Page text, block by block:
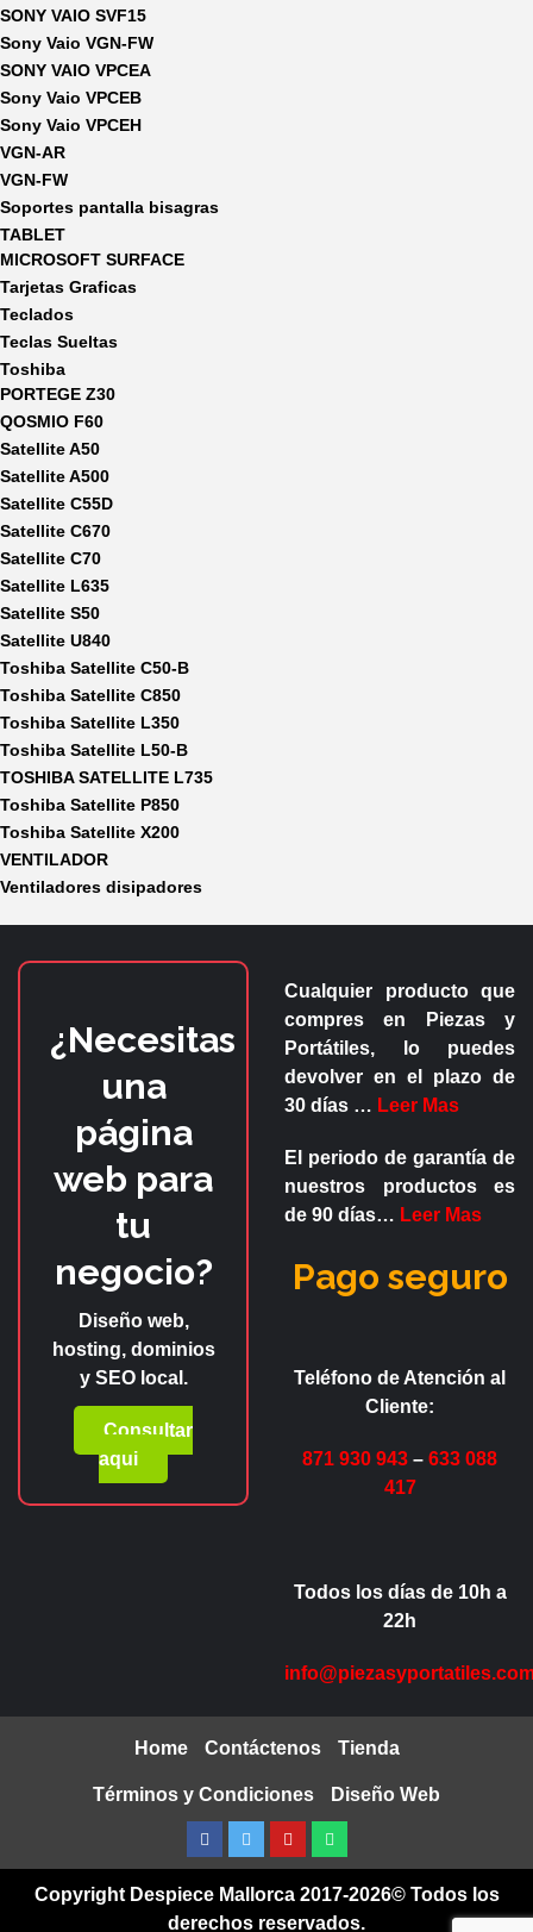
SONY VAIO SVF15
Sony Vaio VGN-FW
SONY VAIO VPCEA
Sony Vaio VPCEB
Sony Vaio VPCEH
VGN-AR
VGN-FW
Soportes pantalla bisagras
TABLET
MICROSOFT SURFACE
Tarjetas Graficas
Teclados
Teclas Sueltas
Toshiba
PORTEGE Z30
QOSMIO F60
Satellite A50
Satellite A500
Satellite C55D
Satellite C670
Satellite C70
Satellite L635
Satellite S50
Satellite U840
Toshiba Satellite C50-B
Toshiba Satellite C850
Toshiba Satellite L350
Toshiba Satellite L50-B
TOSHIBA SATELLITE L735
Toshiba Satellite P850
Toshiba Satellite X200
VENTILADOR
Ventiladores disipadores
¿Necesitas
una
página
web para
tu
negocio?
Diseño web,
hosting, dominios
y SEO local.
Consultar
aqui
Cualquier producto que
compres en
Piezas y
Portátiles, lo puedes
devolver en el plazo de
30 días … Leer Mas
El periodo de garantía de
nuestros productos es
de 90 días… Leer Mas
Pago seguro
Teléfono de Atención al
Cliente:
871 930 943 – 633 088
417
Todos los días de 10h a
22h
Home Contáctenos Tienda
Términos y Condiciones Diseño Web
Facebook
TwitterYoutubeWhatsapp
Copyright Despiece Mallorca 2017-2026© Todos los
derechos reservados.